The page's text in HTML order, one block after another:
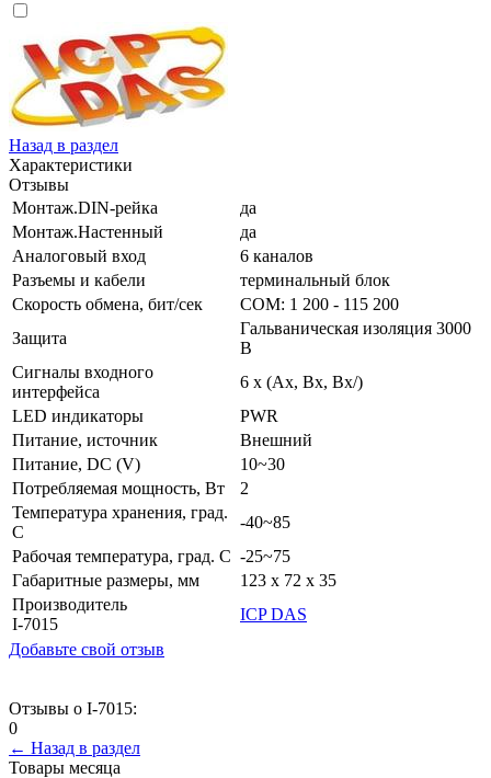
Назад в раздел
Характеристики
Отзывы
Монтаж.DIN-рейка
да
Монтаж.Настенный
да
Аналоговый вход
6 каналов
Разъемы и кабели
терминальный блок
Скорость обмена, бит/сек
COM: 1 200 - 115 200
Защита
Гальваническая изоляция 3000
В
Сигналы входного
интерфейса
6 x (Ax, Bx, Bx/)
LED индикаторы
PWR
Питание, источник
Внешний
Питание, DC (V)
10~30
Потребляемая мощность, Вт
2
Температура хранения, град.
C
-40~85
Рабочая температура, град. C -25~75
Габаритные размеры, мм
123 x 72 x 35
Производитель
I-7015
ICP DAS
Добавьте свой отзыв
Отзывы о I-7015:
0
← Назад в раздел
Товары месяца